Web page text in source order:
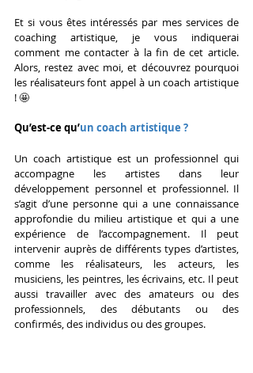
Et si vous êtes intéressés par mes services de
coaching artistique, je vous indiquerai
comment me contacter à la fin de cet article.
Alors, restez avec moi, et découvrez pourquoi
les réalisateurs font appel à un coach artistique
! 🤩
Qu’est-ce qu’un coach artistique ?
Un coach artistique est un professionnel qui
accompagne les artistes dans leur
développement personnel et professionnel. Il
s’agit d’une personne qui a une connaissance
approfondie du milieu artistique et qui a une
expérience de l’accompagnement. Il peut
intervenir auprès de différents types d’artistes,
comme les réalisateurs, les acteurs, les
musiciens, les peintres, les écrivains, etc. Il peut
aussi travailler avec des amateurs ou des
professionnels, des débutants ou des
confirmés, des individus ou des groupes.